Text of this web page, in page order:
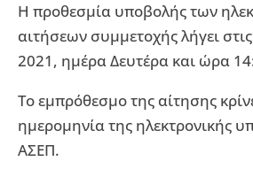
Η προθεσμία υποβολής των
αιτήσεων συμμετοχής λήγει
2021, ημέρα Δευτέρα και ώρα
Το εμπρόθεσμο της αίτησης
ημερομηνία της ηλεκτρονικής
ΑΣΕΠ.